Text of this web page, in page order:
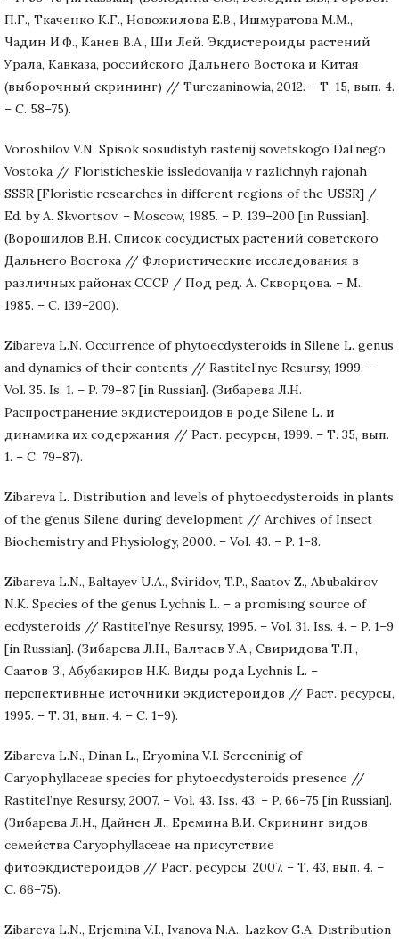
П.Г., Ткаченко К.Г., Новожилова Е.В., Ишмуратова М.М.,
Чадин И.Ф., Канев В.А., Ши Лей. Экдистероиды растений
Урала, Кавказа, российского Дальнего Востока и Китая
(выборочный скрининг) // Turczaninowia, 2012. – Т. 15, вып. 4.
– С. 58–75).
Voroshilov V.N. Spisok sosudistyh rastenij sovetskogo Dal’nego
Vostoka // Floristicheskie issledovanija v razlichnyh rajonah
SSSR [Floristic researches in different regions of the USSR] /
Ed. by A. Skvortsov. – Moscow, 1985. – Р. 139–200 [in Russian].
(Ворошилов В.Н. Список сосудистых растений советского
Дальнего Востока // Флористические исследования в
различных районах СССР / Под ред. A. Скворцова. – М.,
1985. – С. 139–200).
Zibareva L.N. Occurrence of phytoecdysteroids in Silene L. genus
and dynamics of their contents // Rastitel’nye Resursy, 1999. –
Vol. 35. Is. 1. – P. 79–87 [in Russian]. (Зибарева Л.Н.
Распространение экдистероидов в роде Silene L. и
динамика их содержания // Раст. ресурсы, 1999. – Т. 35, вып.
1. – С. 79–87).
Zibareva L. Distribution and levels of phytoecdysteroids in plants
of the genus Silene during development // Archives of Insect
Biochemistry and Physiology, 2000. – Vol. 43. – P. 1–8.
Zibareva L.N., Baltayev U.A., Sviridov, T.P., Saatov Z., Abubakirov
N.K. Species of the genus Lychnis L. – a promising source of
ecdysteroids // Rastitel’nye Resursy, 1995. – Vol. 31. Iss. 4. – P. 1–9
[in Russian]. (Зибарева Л.Н., Балтаев У.А., Свиридова Т.П.,
Саатов З., Абубакиров Н.К. Виды рода Lychnis L. –
перспективные источники экдистероидов // Раст. ресурсы,
1995. – Т. 31, вып. 4. – С. 1–9).
Zibareva L.N., Dinan L., Eryomina V.I. Screeninig of
Caryophyllaceae species for phytoecdysteroids presence //
Rastitel’nye Resursy, 2007. – Vol. 43. Iss. 43. – P. 66–75 [in Russian].
(Зибарева Л.Н., Дайнен Л., Еремина В.И. Скрининг видов
семейства Caryophyllaceae на присутствие
фитоэкдистероидов // Раст. ресурсы, 2007. – Т. 43, вып. 4. –
С. 66–75).
Zibareva L.N., Erjemina V.I., Ivanova N.A., Lazkov G.A. Distribution